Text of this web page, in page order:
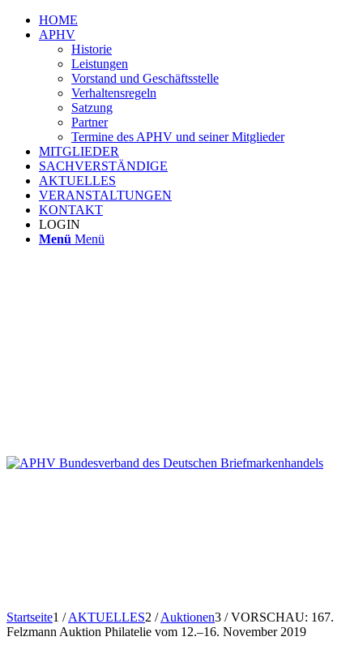
HOME
APHV
Historie
Leistungen
Vorstand und Geschäftsstelle
Verhaltensregeln
Satzung
Partner
Termine des APHV und seiner Mitglieder
MITGLIEDER
SACHVERSTÄNDIGE
AKTUELLES
VERANSTALTUNGEN
KONTAKT
LOGIN
Menü Menü
Startseite1 / AKTUELLES2 / Auktionen3 / VORSCHAU: 167.
Felzmann Auktion Philatelie vom 12.–16. November 2019